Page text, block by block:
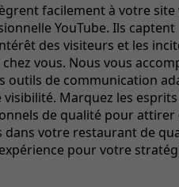
facilement à votre
YouTube. Ils captent
des visiteurs et les
vous. Nous vous
outils de communication
Marquez les esprits
de qualité pour attirer
votre restaurant de
pour votre